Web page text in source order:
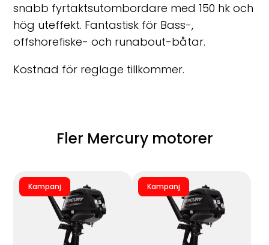
snabb fyrtaktsutombordare med 150 hk och
hög uteffekt. Fantastisk för Bass-,
offshorefiske- och runabout-båtar.
Kostnad för reglage tillkommer.
Fler Mercury motorer
Kampanj Kampanj